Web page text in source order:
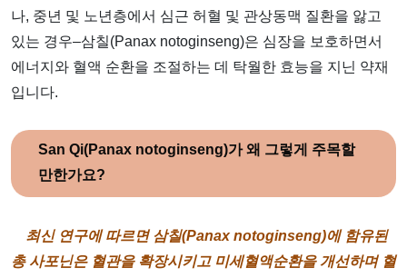
나, 중년 및 노년층에서 심근 허혈 및 관상동맥 질환을 앓고
있는 경우–삼칠(Panax notoginseng)은 심장을 보호하면서
에너지와 혈액 순환을 조절하는 데 탁월한 효능을 지닌 약재
입니다.
San Qi(Panax notoginseng)가 왜 그렇게 주목할
만한가요?
최신 연구에 따르면 삼칠(Panax notoginseng)에 함유된
총 사포닌은 혈관을 확장시키고 미세혈액순환을 개선하며 혈